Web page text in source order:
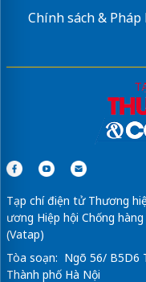
Chính sách &
Tạp chí điện tử Thương
ương Hiệp hội Chống
(Vatap)
Tòa soạn: Ngõ 56/ B5D6
Thành phố Hà Nội